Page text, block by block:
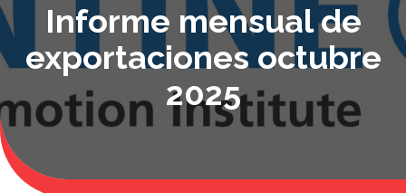
Informe mensual de
exportaciones octubre
2025